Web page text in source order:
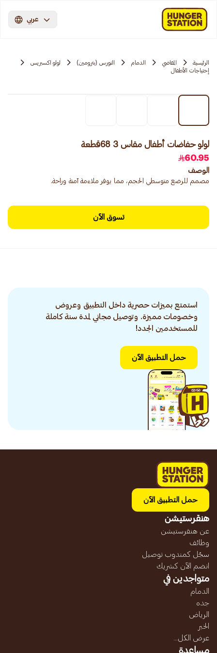
عربي
الرئيسية المقاضي الدمام النورس (بترومين)
لولو اكسبريس
إحتياجات الأطفال
لولو حفاضات أطفال مقاس 3 68قطعة
60.95
الوصف
مصمم للرضع متوسطي الحجم، مما يوفر ملاءمة آمنة وراحة.
تسوق الآن
استمتع بميزات حصرية داخل التطبيق وعروض
وخصومات مميزة. وتوصيل مجاني لمدة سنة كاملة
للمستخدمين الجدد!
حمل التطبيق الآن
حمل التطبيق الآن
هنقرستيشن
عن هنقرستيشن
وظائف
سجّل كمندوب توصيل
انضم الآن كشريك
متواجدين في
الدمام
جده
الرياض
الخبر
عرض الكل...
مساعدة